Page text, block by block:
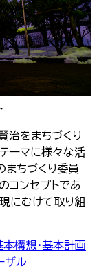
治をまちづくり
ーマに様々な活
まちづくり委員
コンセプトであ
にむけて取り組
構想・基本計画
ザル